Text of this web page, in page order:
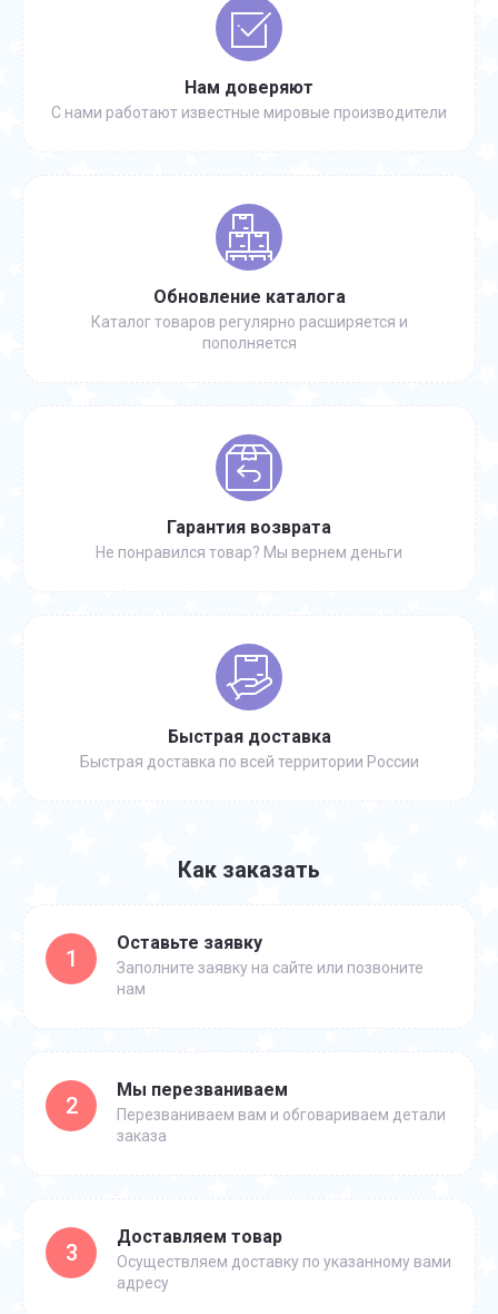
Нам доверяют
С нами работают известные мировые производители
Обновление каталога
Каталог товаров регулярно расширяется и
пополняется
Гарантия возврата
Не понравился товар? Мы вернем деньги
Быстрая доставка
Быстрая доставка по всей территории России
Как заказать
1
Оставьте заявку
Заполните заявку на сайте или позвоните
нам
2
Мы перезваниваем
Перезваниваем вам и обговариваем детали
заказа
3
Доставляем товар
Осуществляем доставку по указанному вами
адресу